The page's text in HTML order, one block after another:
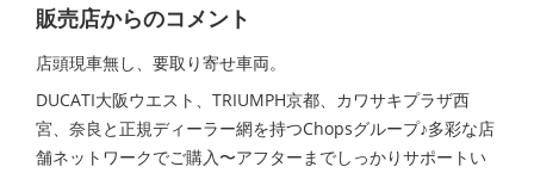
販売店からのコメント
店頭現車無し、要取り寄せ車両。
DUCATI大阪ウエスト、TRIUMPH京都、カワサキプラザ西
宮、奈良と正規ディーラー網を持つChopsグループ♪多彩な店
舗ネットワークでご購入〜アフターまでしっかりサポートい